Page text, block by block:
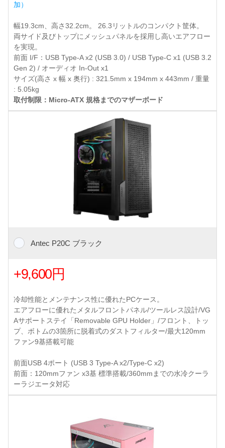
加）
幅19.3cm、高さ32.2cm。 26.3リットルのコンパクト筐体。
両サイド及びトップにメッシュパネルを採用し高いエアフロー
を実現。
前面 I/F：USB Type-A x2 (USB 3.0) / USB Type-C x1 (USB 3.2
Gen 2) / オーディオ In-Out x1
サイズ(高さ x 幅 x 奥行) : 321.5mm x 194mm x 443mm / 重量
: 5.05kg
取付制限：Micro-ATX 規格までのマザーボード
Antec P20C ブラック
+9,600円
冷却性能とメンテナンス性に優れたPCケース。
エアフローに優れたメタルフロントパネル/ツールレス設計/VG
Aサポートステイ「Removable GPU Holder」/フロント、トッ
プ、ボトムの3箇所に脱着式のダストフィルター/最大120mm
ファン9基搭載可能
前面USB 4ポート (USB 3 Type-A x2/Type-C x2)
前面：120mmファン x3基 標準搭載/360mmまでの水冷クーラ
ーラジエータ対応